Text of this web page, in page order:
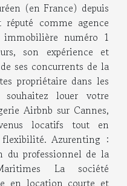
(en France) depuis
comme agence
numéro 1
son expérience et
ses concurrents de la
propriétaire dans les
louer votre
Airbnb sur Cannes,
locatifs tout en
Azurenting :
du professionnel de la
La société
en location courte et